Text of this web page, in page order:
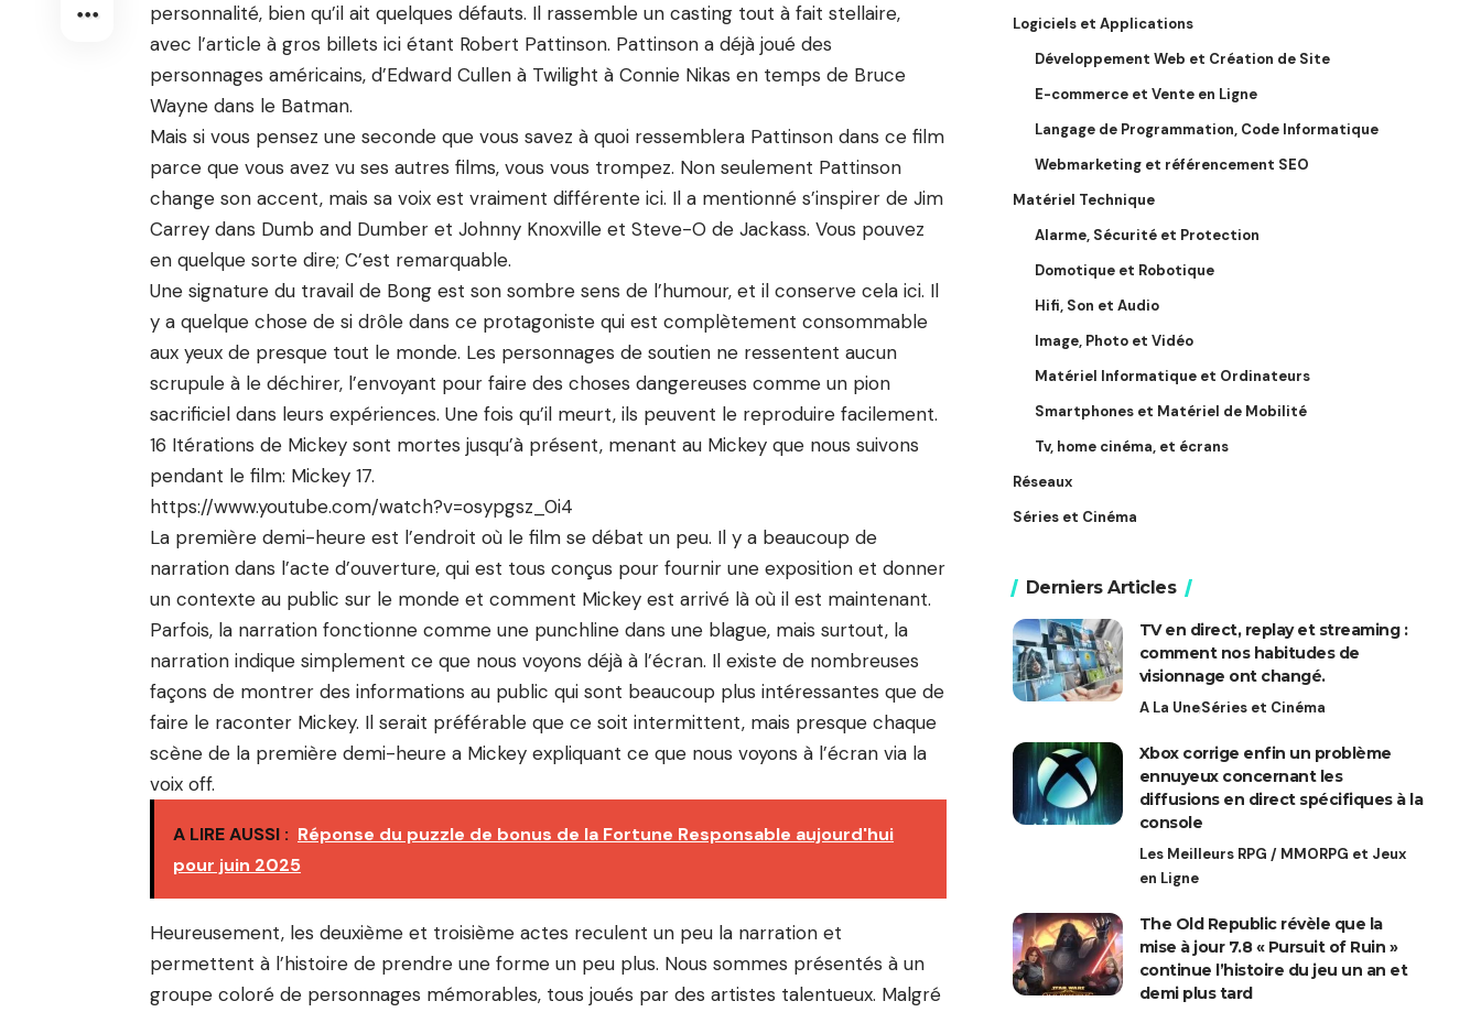
personnalité, bien qu’il ait quelques défauts. Il rassemble un casting tout à fait stellaire,
avec l’article à gros billets ici étant Robert Pattinson. Pattinson a déjà joué des
personnages américains, d’Edward Cullen à Twilight à Connie Nikas en temps de Bruce
Wayne dans le Batman.
Mais si vous pensez une seconde que vous savez à quoi ressemblera Pattinson dans ce film
parce que vous avez vu ses autres films, vous vous trompez. Non seulement Pattinson
change son accent, mais sa voix est vraiment différente ici. Il a mentionné s’inspirer de Jim
Carrey dans Dumb and Dumber et Johnny Knoxville et Steve-O de Jackass. Vous pouvez
en quelque sorte dire; C’est remarquable.
Une signature du travail de Bong est son sombre sens de l’humour, et il conserve cela ici. Il
y a quelque chose de si drôle dans ce protagoniste qui est complètement consommable
aux yeux de presque tout le monde. Les personnages de soutien ne ressentent aucun
scrupule à le déchirer, l’envoyant pour faire des choses dangereuses comme un pion
sacrificiel dans leurs expériences. Une fois qu’il meurt, ils peuvent le reproduire facilement.
16 Itérations de Mickey sont mortes jusqu’à présent, menant au Mickey que nous suivons
pendant le film: Mickey 17.
https://www.youtube.com/watch?v=osypgsz_0i4
La première demi-heure est l’endroit où le film se débat un peu. Il y a beaucoup de
narration dans l’acte d’ouverture, qui est tous conçus pour fournir une exposition et donner
un contexte au public sur le monde et comment Mickey est arrivé là où il est maintenant.
Parfois, la narration fonctionne comme une punchline dans une blague, mais surtout, la
narration indique simplement ce que nous voyons déjà à l’écran. Il existe de nombreuses
façons de montrer des informations au public qui sont beaucoup plus intéressantes que de
faire le raconter Mickey. Il serait préférable que ce soit intermittent, mais presque chaque
scène de la première demi-heure a Mickey expliquant ce que nous voyons à l’écran via la
voix off.
A LIRE AUSSI : Réponse du puzzle de bonus de la Fortune Responsable aujourd'hui
pour juin 2025
Heureusement, les deuxième et troisième actes reculent un peu la narration et
permettent à l’histoire de prendre une forme un peu plus. Nous sommes présentés à un
groupe coloré de personnages mémorables, tous joués par des artistes talentueux. Malgré
Logiciels et Applications
Développement Web et Création de Site
E-commerce et Vente en Ligne
Langage de Programmation, Code Informatique
Webmarketing et référencement SEO
Matériel Technique
Alarme, Sécurité et Protection
Domotique et Robotique
Hifi, Son et Audio
Image, Photo et Vidéo
Matériel Informatique et Ordinateurs
Smartphones et Matériel de Mobilité
Tv, home cinéma, et écrans
Réseaux
Séries et Cinéma
Derniers Articles
TV en direct, replay et streaming :
comment nos habitudes de
visionnage ont changé.
A La UneSéries et Cinéma
Xbox corrige enfin un problème
ennuyeux concernant les
diffusions en direct spécifiques à la
console
Les Meilleurs RPG / MMORPG et Jeux
en Ligne
The Old Republic révèle que la
mise à jour 7.8 « Pursuit of Ruin »
continue l’histoire du jeu un an et
demi plus tard